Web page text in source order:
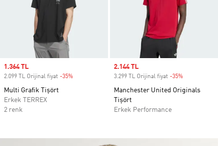
Sale price
1.364 TL
2.099 TL Orijinal fiyat -35%
Multi Grafik Tişört
Erkek TERREX
2 renk
Sale price
2.144 TL
3.299 TL Orijinal fiyat -35%
Manchester United Originals
Tişört
Erkek Performance